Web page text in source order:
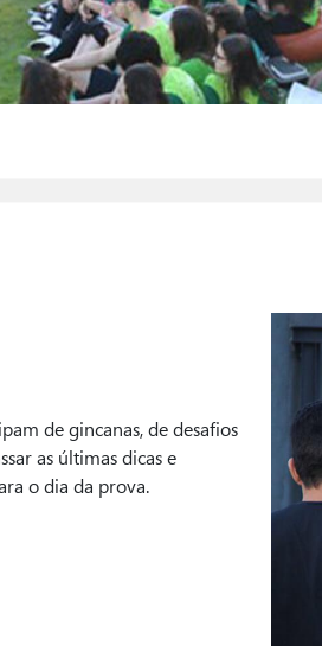
de gincanas, de desafios
as últimas dicas e
o dia da prova.